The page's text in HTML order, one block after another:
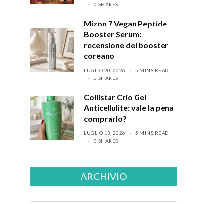
0 SHARES
Mizon 7 Vegan Peptide
Booster Serum:
recensione del booster
coreano
LUGLIO 20, 2026
5 MINS READ
0 SHARES
Collistar Crio Gel
Anticellulite: vale la pena
comprarlo?
LUGLIO 13, 2026
5 MINS READ
0 SHARES
ARCHIVIO